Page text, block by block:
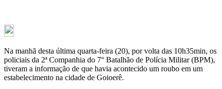
Na manhã desta última quarta-feira (20), por volta das 10h35min, os
policiais da 2ª Companhia do 7° Batalhão de Polícia Militar (BPM),
tiveram a informação de que havia acontecido um roubo em um
estabelecimento na cidade de Goioerê.